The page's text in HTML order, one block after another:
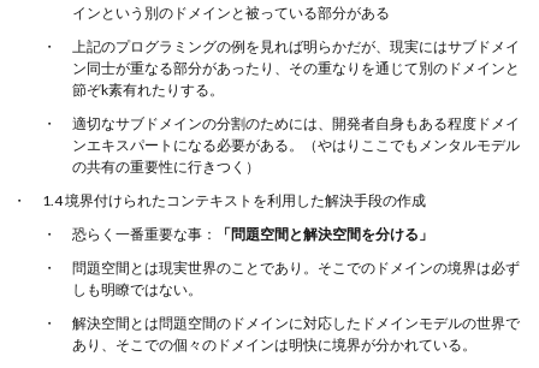
インという別のドメインと被っている部分がある
上記のプログラミングの例を見れば明らかだが、現実にはサブドメイ
ン同士が重なる部分があったり、その重なりを通じて別のドメインと
節ぞk素有れたりする。
適切なサブドメインの分割のためには、開発者自身もある程度ドメイ
ンエキスパートになる必要がある。（やはりここでもメンタルモデル
の共有の重要性に行きつく）
1.4 境界付けられたコンテキストを利用した解決手段の作成
恐らく一番重要な事：
「問題空間と解決空間を分ける」
問題空間とは現実世界のことであり。そこでのドメインの境界は必ず
しも明瞭ではない。
解決空間とは問題空間のドメインに対応したドメインモデルの世界で
あり、そこでの個々のドメインは明快に境界が分かれている。